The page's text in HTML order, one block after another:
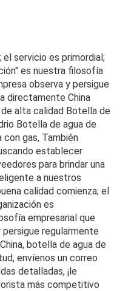
el servicio es primordial;
es nuestra filosofía
observa y persigue
directamente China
alta calidad Botella de
Botella de agua de
gas, También
establecer
para brindar una
a nuestros
calidad comienza; el
es
empresarial que
regularmente
botella de agua de
envíenos un correo
detalladas, ¡le
más competitivo